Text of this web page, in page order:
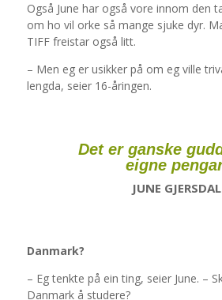
Også June har også vore innom den
om ho vil orke så mange sjuke dyr.
TIFF freistar også litt.
– Men eg er usikker på om eg ville
lengda, seier 16-åringen.
Det er ganske
eigne
JUNE GJERSDAL
Danmark?
– Eg tenkte på ein ting, seier June. –
Danmark å studere?